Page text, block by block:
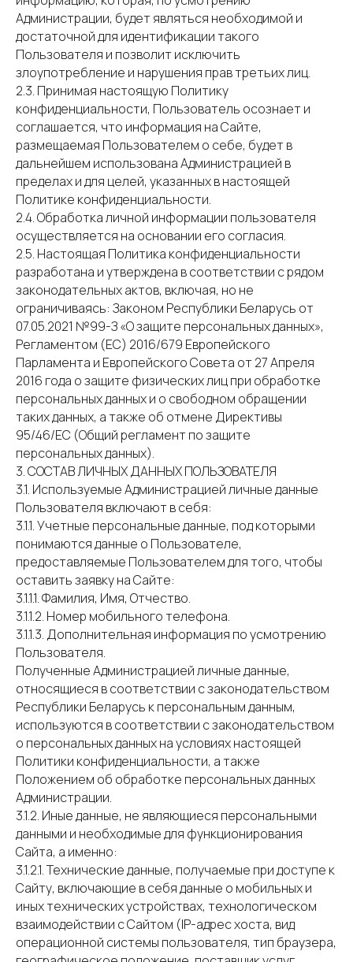
Администрации, будет являться необходимой и
достаточной для идентификации такого
Пользователя и позволит исключить
злоупотребление и нарушения прав третьих лиц.
2.3. Принимая настоящую Политику
конфиденциальности, Пользователь осознает и
соглашается, что информация на Сайте,
размещаемая Пользователем о себе, будет в
дальнейшем использована Администрацией в
пределах и для целей, указанных в настоящей
Политике конфиденциальности.
2.4. Обработка личной информации пользователя
осуществляется на основании его согласия.
2.5. Настоящая Политика конфиденциальности
разработана и утверждена в соответствии с рядом
законодательных актов, включая, но не
ограничиваясь: Законом Республики Беларусь от
07.05.2021 №99-З «О защите персональных данных»,
Регламентом (ЕС) 2016/679 Европейского
Парламента и Европейского Совета от 27 Апреля
2016 года о защите физических лиц при обработке
персональных данных и о свободном обращении
таких данных, а также об отмене Директивы
95/46/EC (Общий регламент по защите
персональных данных).
3. СОСТАВ ЛИЧНЫХ ДАННЫХ ПОЛЬЗОВАТЕЛЯ
3.1. Используемые Администрацией личные данные
Пользователя включают в себя:
3.1.1. Учетные персональные данные, под которыми
понимаются данные о Пользователе,
предоставляемые Пользователем для того, чтобы
оставить заявку на Сайте:
3.1.1.1. Фамилия, Имя, Отчество.
3.1.1.2. Номер мобильного телефона.
3.1.1.3. Дополнительная информация по усмотрению
Пользователя.
Полученные Администрацией личные данные,
относящиеся в соответствии с законодательством
Республики Беларусь к персональным данным,
используются в соответствии с законодательством
о персональных данных на условиях настоящей
Политики конфиденциальности, а также
Положением об обработке персональных данных
Администрации.
3.1.2. Иные данные, не являющиеся персональными
данными и необходимые для функционирования
Сайта, а именно:
3.1.2.1. Технические данные, получаемые при доступе к
Сайту, включающие в себя данные о мобильных и
иных технических устройствах, технологическом
взаимодействии с Сайтом (IP-адрес хоста, вид
операционной системы пользователя, тип браузера,